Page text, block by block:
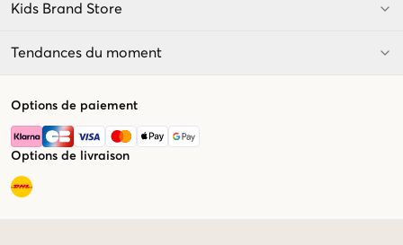
Kids Brand Store
Tendances du moment
Options de paiement
Options de livraison